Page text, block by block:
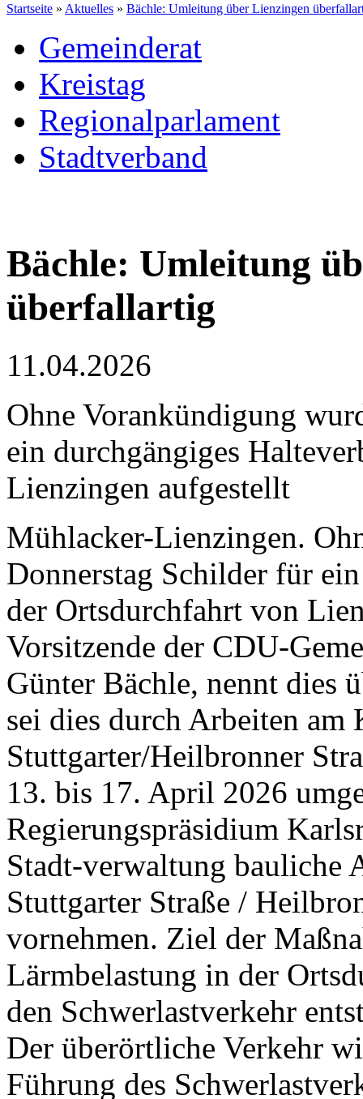
Startseite » Aktuelles » ⁥Bächle: Umleitung über Lienzingen
Gemeinderat
Kreistag
Regionalparlament
Stadtverband
⁥Bächle: Umleitung
überfallartig⁥
11.04.2026
Ohne Vorankündigung
ein durchgängiges
Lienzingen aufgestellt
Mühlacker-Lienzingen.
Donnerstag Schilder für
der Ortsdurchfahrt von
Vorsitzende der CDU-
Günter Bächle, nennt dies
sei dies durch Arbeiten am
Stuttgarter/Heilbronner
13. bis 17. April 2026
Regierungspräsidium
Stadt-verwaltung bauliche
Stuttgarter Straße /
vornehmen. Ziel der
Lärmbelastung in der
den Schwerlastverkehr
Der überörtliche Verkehr
Führung des